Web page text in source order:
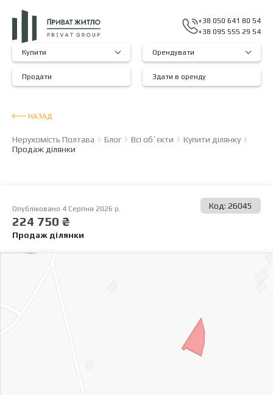
+38 050 641 80 54
+38 095 555 29 54
Купити Орендувати
Продати Здати в оренду
НАЗАД
Нерухомість Полтава Блог Всі об`єкти
Купити ділянку
Продаж ділянки
Опубліковано 4 Серпня 2026 р. Код: 26045
224 750 ₴
Продаж ділянки